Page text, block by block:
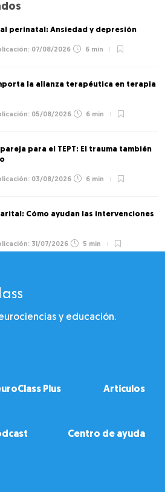
perinatal: Ansiedad y depresión
07/08/2026 6 min
la alianza terapéutica en terapia
05/08/2026 6 min
para el TEPT: El trauma también
03/08/2026 6 min
Cómo ayudan las intervenciones
31/07/2026 5 min
y educación.
Plus Artículos
Centro de ayuda